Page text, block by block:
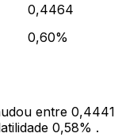
0,4464
0,60%
entre 0,4441
0,58% .